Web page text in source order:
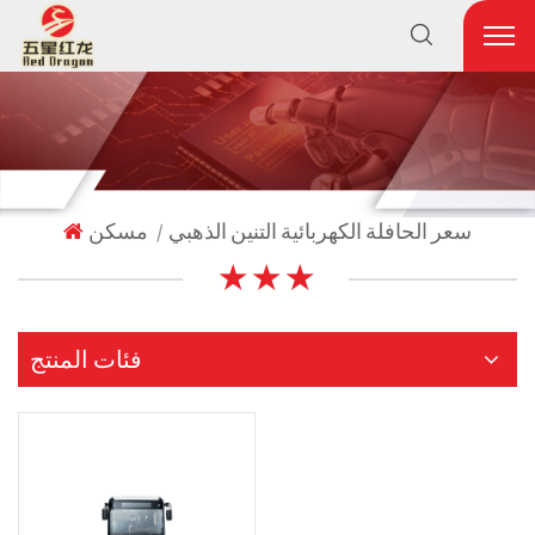
مسكن | سعر الحافلة الكهربائية التنين الذهبي
★ ★ ★
فئات المنتج